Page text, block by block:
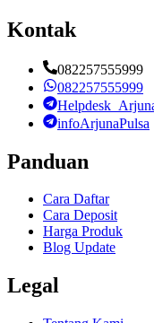
Kontak
082257555999
082257555999
infoArjunaPulsa
Panduan
Cara Daftar
Cara Deposit
Harga Produk
Blog Update
Legal